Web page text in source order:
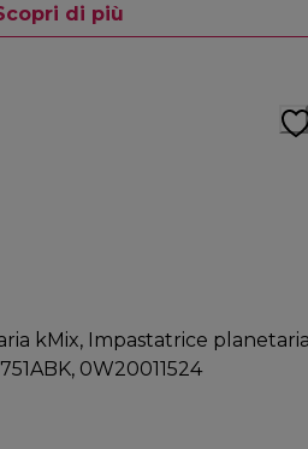
di più